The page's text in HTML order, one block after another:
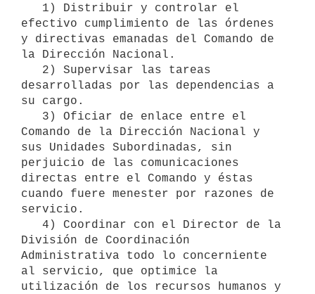
efectivo cumplimiento de las órdenes
y directivas emanadas del Comando de
la Dirección Nacional.
desarrolladas por las dependencias a
su cargo.
Comando de la Dirección Nacional y
sus Unidades Subordinadas, sin
perjuicio de las comunicaciones
directas entre el Comando y éstas
cuando fuere menester por razones de
servicio.
División de Coordinación
Administrativa todo lo concerniente
al servicio, que optimice la
utilización de los recursos humanos y